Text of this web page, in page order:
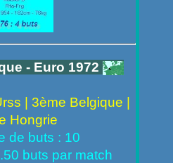
- Euro 1972
| 3ème Belgique |
Hongrie
de buts : 10
buts par match